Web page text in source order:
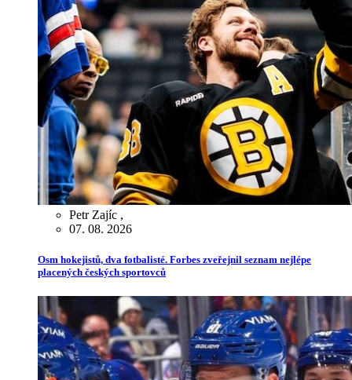
Petr Zajíc ,
07. 08. 2026
Osm hokejistů, dva fotbalisté. Forbes zveřejnil seznam nejlépe
placených českých sportovců